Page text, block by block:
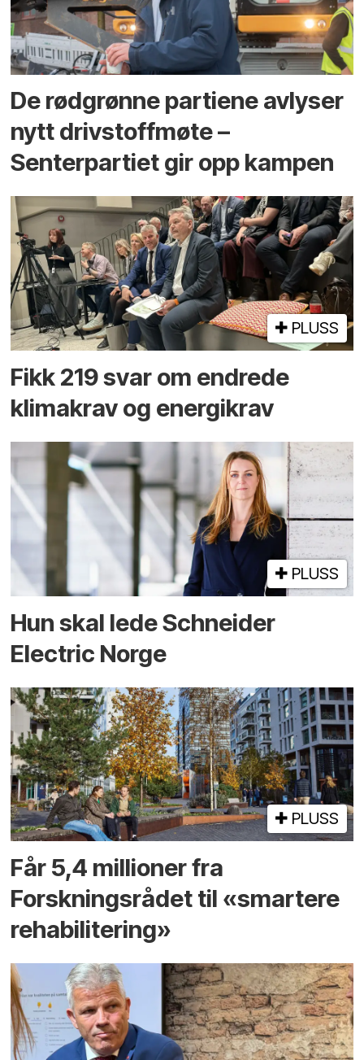
De rødgrønne partiene avlyser
nytt drivstoffmøte –
Senterpartiet gir opp kampen
PLUSS
Fikk 219 svar om endrede
klimakrav og energikrav
PLUSS
Hun skal lede Schneider
Electric Norge
PLUSS
Får 5,4 millioner fra
Forskningsrådet til «smartere
rehabilitering»